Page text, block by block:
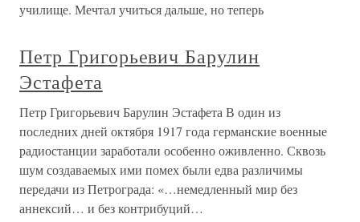
училище. Мечтал учиться дальше, но теперь
Петр Григорьевич Барулин
Эстафета
Петр Григорьевич Барулин Эстафета В один из
последних дней октября 1917 года германские военные
радиостанции заработали особенно оживленно. Сквозь
шум создаваемых ими помех были едва различимы
передачи из Петрограда: «…немедленный мир без
аннексий… и без контрибуций…